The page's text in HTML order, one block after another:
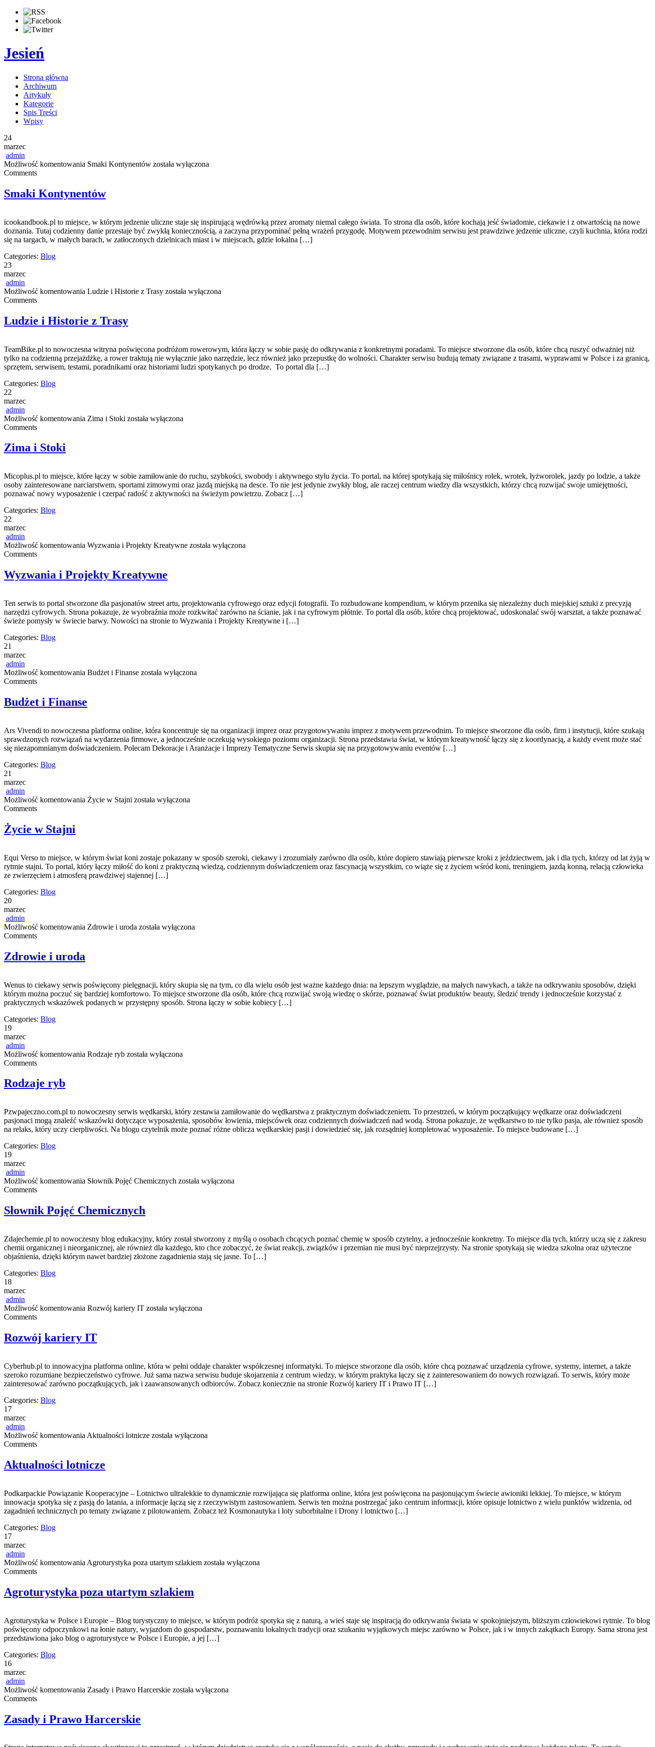
Jesień
Strona główna
Archiwum
Artykuły
Kategorie
Spis Treści
Wpisy
24
marzec
admin
Możliwość komentowania Smaki Kontynentów została wyłączona
Comments
Smaki Kontynentów
icookandbook.pl to miejsce, w którym jedzenie uliczne staje się inspirującą wędrówką przez aromaty niemal całego świata. To strona dla osób, które kochają jeść świadomie, ciekawie i z otwartością na nowe
doznania. Tutaj codzienny danie przestaje być zwykłą koniecznością, a zaczyna przypominać pełną wrażeń przygodę. Motywem przewodnim serwisu jest prawdziwe jedzenie uliczne, czyli kuchnia, która rodzi
się na targach, w małych barach, w zatłoczonych dzielnicach miast i w miejscach, gdzie lokalna […]
Categories: Blog
23
marzec
admin
Możliwość komentowania Ludzie i Historie z Trasy została wyłączona
Comments
Ludzie i Historie z Trasy
TeamBike.pl to nowoczesna witryna poświęcona podróżom rowerowym, która łączy w sobie pasję do odkrywania z konkretnymi poradami. To miejsce stworzone dla osób, które chcą ruszyć odważniej niż
tylko na codzienną przejażdżkę, a rower traktują nie wyłącznie jako narzędzie, lecz również jako przepustkę do wolności. Charakter serwisu budują tematy związane z trasami, wyprawami w Polsce i za granicą,
sprzętem, serwisem, testami, poradnikami oraz historiami ludzi spotykanych po drodze. To portal dla […]
Categories: Blog
22
marzec
admin
Możliwość komentowania Zima i Stoki została wyłączona
Comments
Zima i Stoki
Micoplus.pl to miejsce, które łączy w sobie zamiłowanie do ruchu, szybkości, swobody i aktywnego stylu życia. To portal, na której spotykają się miłośnicy rolek, wrotek, łyżworolek, jazdy po lodzie, a także
osoby zainteresowane narciarstwem, sportami zimowymi oraz jazdą miejską na desce. To nie jest jedynie zwykły blog, ale raczej centrum wiedzy dla wszystkich, którzy chcą rozwijać swoje umiejętności,
poznawać nowy wyposażenie i czerpać radość z aktywności na świeżym powietrzu. Zobacz […]
Categories: Blog
22
marzec
admin
Możliwość komentowania Wyzwania i Projekty Kreatywne została wyłączona
Comments
Wyzwania i Projekty Kreatywne
Ten serwis to portal stworzone dla pasjonatów street artu, projektowania cyfrowego oraz edycji fotografii. To rozbudowane kompendium, w którym przenika się niezależny duch miejskiej sztuki z precyzją
narzędzi cyfrowych. Strona pokazuje, że wyobraźnia może rozkwitać zarówno na ścianie, jak i na cyfrowym płótnie. To portal dla osób, które chcą projektować, udoskonalać swój warsztat, a także poznawać
świeże pomysły w świecie barwy. Nowości na stronie to Wyzwania i Projekty Kreatywne i […]
Categories: Blog
21
marzec
admin
Możliwość komentowania Budżet i Finanse została wyłączona
Comments
Budżet i Finanse
Ars Vivendi to nowoczesna platforma online, która koncentruje się na organizacji imprez oraz przygotowywaniu imprez z motywem przewodnim. To miejsce stworzone dla osób, firm i instytucji, które szukają
sprawdzonych rozwiązań na wydarzenia firmowe, a jednocześnie oczekują wysokiego poziomu organizacji. Strona przedstawia świat, w którym kreatywność łączy się z koordynacją, a każdy event może stać
się niezapomnianym doświadczeniem. Polecam Dekoracje i Aranżacje i Imprezy Tematyczne Serwis skupia się na przygotowywaniu eventów […]
Categories: Blog
21
marzec
admin
Możliwość komentowania Życie w Stajni została wyłączona
Comments
Życie w Stajni
Equi Verso to miejsce, w którym świat koni zostaje pokazany w sposób szeroki, ciekawy i zrozumiały zarówno dla osób, które dopiero stawiają pierwsze kroki z jeździectwem, jak i dla tych, którzy od lat żyją w
rytmie stajni. To portal, który łączy miłość do koni z praktyczną wiedzą, codziennym doświadczeniem oraz fascynacją wszystkim, co wiąże się z życiem wśród koni, treningiem, jazdą konną, relacją człowieka
ze zwierzęciem i atmosferą prawdziwej stajennej […]
Categories: Blog
20
marzec
admin
Możliwość komentowania Zdrowie i uroda została wyłączona
Comments
Zdrowie i uroda
Wenus to ciekawy serwis poświęcony pielęgnacji, który skupia się na tym, co dla wielu osób jest ważne każdego dnia: na lepszym wyglądzie, na małych nawykach, a także na odkrywaniu sposobów, dzięki
którym można poczuć się bardziej komfortowo. To miejsce stworzone dla osób, które chcą rozwijać swoją wiedzę o skórze, poznawać świat produktów beauty, śledzić trendy i jednocześnie korzystać z
praktycznych wskazówek podanych w przystępny sposób. Strona łączy w sobie kobiecy […]
Categories: Blog
19
marzec
admin
Możliwość komentowania Rodzaje ryb została wyłączona
Comments
Rodzaje ryb
Pzwpajeczno.com.pl to nowoczesny serwis wędkarski, który zestawia zamiłowanie do wędkarstwa z praktycznym doświadczeniem. To przestrzeń, w którym początkujący wędkarze oraz doświadczeni
pasjonaci mogą znaleźć wskazówki dotyczące wyposażenia, sposobów łowienia, miejscówek oraz codziennych doświadczeń nad wodą. Strona pokazuje, że wędkarstwo to nie tylko pasja, ale również sposób
na relaks, który uczy cierpliwości. Na blogu czytelnik może poznać różne oblicza wędkarskiej pasji i dowiedzieć się, jak rozsądniej kompletować wyposażenie. To miejsce budowane […]
Categories: Blog
19
marzec
admin
Możliwość komentowania Słownik Pojęć Chemicznych została wyłączona
Comments
Słownik Pojęć Chemicznych
Zdajechemie.pl to nowoczesny blog edukacyjny, który został stworzony z myślą o osobach chcących poznać chemię w sposób czytelny, a jednocześnie konkretny. To miejsce dla tych, którzy uczą się z zakresu
chemii organicznej i nieorganicznej, ale również dla każdego, kto chce zobaczyć, że świat reakcji, związków i przemian nie musi być nieprzejrzysty. Na stronie spotykają się wiedza szkolna oraz użyteczne
objaśnienia, dzięki którym nawet bardziej złożone zagadnienia stają się jasne. To […]
Categories: Blog
18
marzec
admin
Możliwość komentowania Rozwój kariery IT została wyłączona
Comments
Rozwój kariery IT
Cyberhub.pl to innowacyjna platforma online, która w pełni oddaje charakter współczesnej informatyki. To miejsce stworzone dla osób, które chcą poznawać urządzenia cyfrowe, systemy, internet, a także
szeroko rozumiane bezpieczeństwo cyfrowe. Już sama nazwa serwisu buduje skojarzenia z centrum wiedzy, w którym praktyka łączy się z zainteresowaniem do nowych rozwiązań. To serwis, który może
zainteresować zarówno początkujących, jak i zaawansowanych odbiorców. Zobacz koniecznie na stronie Rozwój kariery IT i Prawo IT […]
Categories: Blog
17
marzec
admin
Możliwość komentowania Aktualności lotnicze została wyłączona
Comments
Aktualności lotnicze
Podkarpackie Powiązanie Kooperacyjne – Lotnictwo ultralekkie to dynamicznie rozwijająca się platforma online, która jest poświęcona na pasjonującym świecie awioniki lekkiej. To miejsce, w którym
innowacja spotyka się z pasją do latania, a informacje łączą się z rzeczywistym zastosowaniem. Serwis ten można postrzegać jako centrum informacji, które opisuje lotnictwo z wielu punktów widzenia, od
zagadnień technicznych po tematy związane z pilotowaniem. Zobacz też Kosmonautyka i loty suborbitalne i Drony i lotnictwo […]
Categories: Blog
17
marzec
admin
Możliwość komentowania Agroturystyka poza utartym szlakiem została wyłączona
Comments
Agroturystyka poza utartym szlakiem
Agroturystyka w Polsce i Europie – Blog turystyczny to miejsce, w którym podróż spotyka się z naturą, a wieś staje się inspiracją do odkrywania świata w spokojniejszym, bliższym człowiekowi rytmie. To blog
poświęcony odpoczynkowi na łonie natury, wyjazdom do gospodarstw, poznawaniu lokalnych tradycji oraz szukaniu wyjątkowych miejsc zarówno w Polsce, jak i w innych zakątkach Europy. Sama strona jest
przedstawiona jako blog o agroturystyce w Polsce i Europie, a jej […]
Categories: Blog
16
marzec
admin
Możliwość komentowania Zasady i Prawo Harcerskie została wyłączona
Comments
Zasady i Prawo Harcerskie